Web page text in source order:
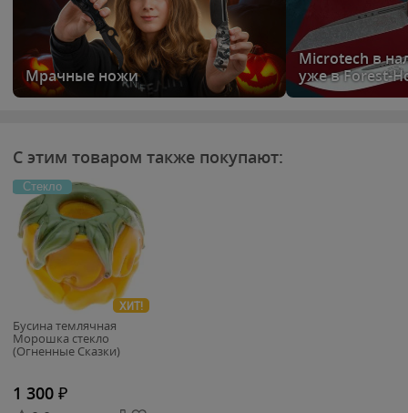
Мрачные ножи
Microtech в
уже в Forest-
С этим товаром также покупают:
Стекло
ХИТ!
Бусина темлячная
Морошка стекло
(Огненные Сказки)
1 300 ₽